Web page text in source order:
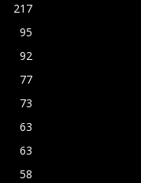
217
95
92
77
73
63
63
58